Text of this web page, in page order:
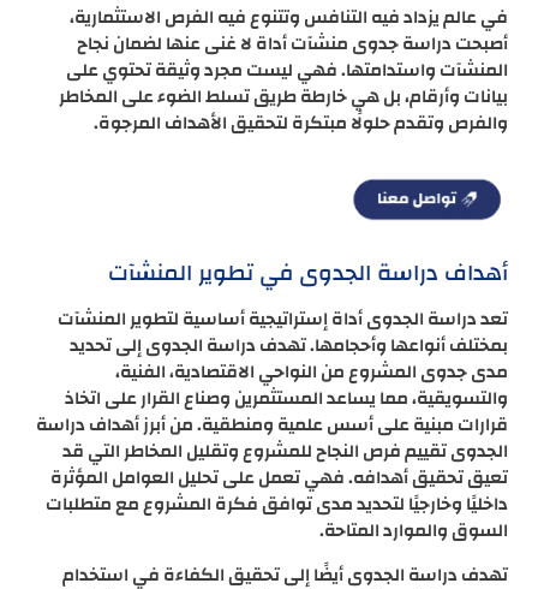
في عالم يزداد فيه التنافس وتتنوع فيه الفرص الاستثمارية،
أصبحت دراسة جدوى منشآت أداة لا غنى عنها لضمان نجاح
المنشآت واستدامتها. فهي ليست مجرد وثيقة تحتوي على
بيانات وأرقام، بل هي خارطة طريق تسلط الضوء على المخاطر
والفرص وتقدم حلولًا مبتكرة لتحقيق الأهداف المرجوة.
أهداف دراسة الجدوى في تطوير المنشآت
تعد دراسة الجدوى أداة إستراتيجية أساسية لتطوير المنشآت
بمختلف أنواعها وأحجامها. تهدف دراسة الجدوى إلى تحديد
مدى جدوى المشروع من النواحي الاقتصادية، الفنية،
والتسويقية، مما يساعد المستثمرين وصناع القرار على اتخاذ
قرارات مبنية على أسس علمية ومنطقية. من أبرز أهداف دراسة
الجدوى تقييم فرص النجاح للمشروع وتقليل المخاطر التي قد
تعيق تحقيق أهدافه. فهي تعمل على تحليل العوامل المؤثرة
داخليًا وخارجيًا لتحديد مدى توافق فكرة المشروع مع متطلبات
السوق والموارد المتاحة.
تهدف دراسة الجدوى أيضًا إلى تحقيق الكفاءة في استخدام